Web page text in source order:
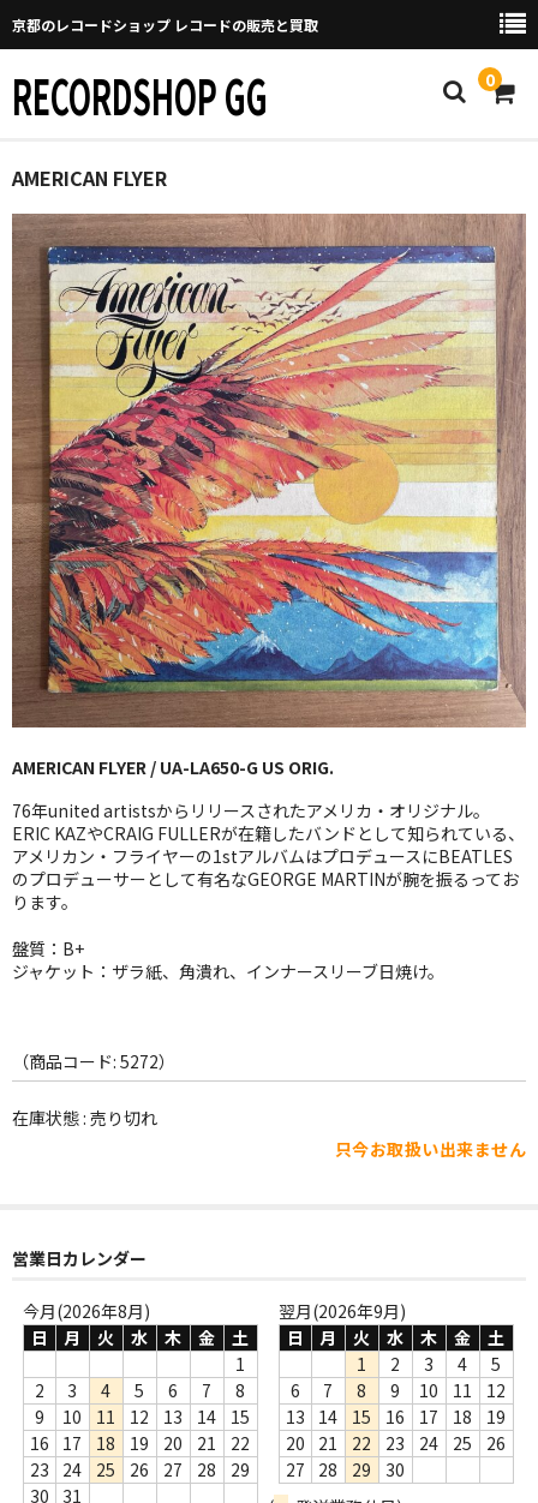
京都のレコードショップ レコードの販売と買取
RECORDSHOP GG 0
Home
マイページ
GGについて
買取について
取り置きなどについて
Categories
New Arrivals
新譜
GG RECORD （当店のレーベル）
全商品
JAZZ-US
BLUE NOTE
JAZZ-EU
JAZZ-JP
JAZZ-VOCAL
ROCK
WORLD
その他
Webのみ no.2
Webのみ no.3
Webのみ no.4
売り切れ
AMERICAN FLYER
AMERICAN FLYER / UA-LA650-G US ORIG.
76年united artistsからリリースされたアメリカ・オリジナル。
ERIC KAZやCRAIG FULLERが在籍したバンドとして知られている、
アメリカン・フライヤーの1stアルバムはプロデュースにBEATLES
のプロデューサーとして有名なGEORGE MARTINが腕を振るってお
ります。
盤質：B+
ジャケット：ザラ紙、角潰れ、インナースリーブ日焼け。
（商品コード: 5272）
在庫状態 : 売り切れ
只今お取扱い出来ません
営業日カレンダー
今月(2026年8月)
日
月 火 水 木 金
土
1
2
3 4 5 6 7
8
9
10 11 12 13 14
15
16
17 18 19 20 21
22
23
24 25 26 27 28
29
30
31
翌月(2026年9月)
日
月 火 水 木 金
土
1
2 3 4
5
6
7 8 9 10 11
12
13
14 15 16 17 18
19
20
21 22 23 24 25
26
27
28 29
30